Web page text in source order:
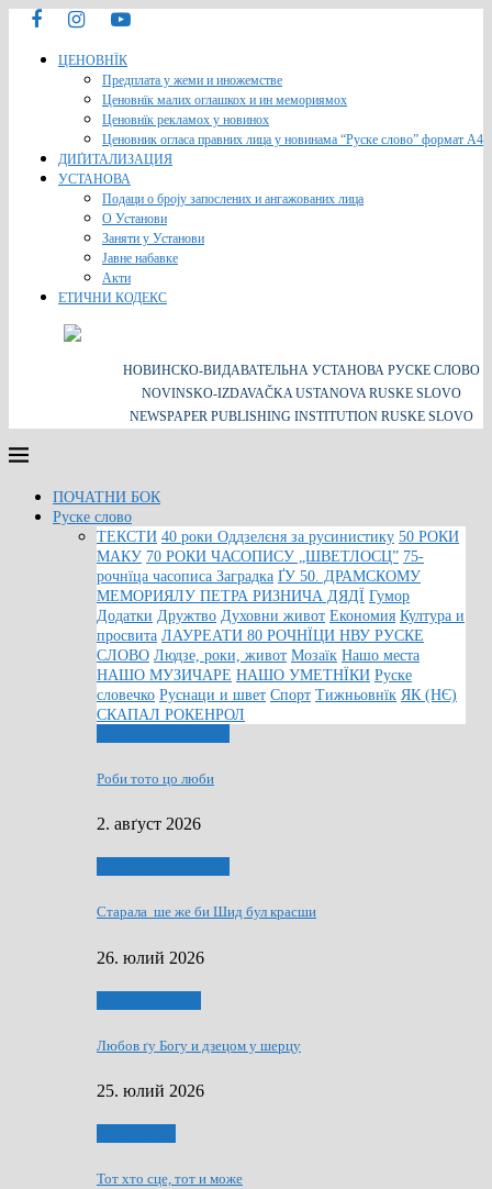
ЦЕНОВНЇК
Предплата у жеми и иножемстве
Ценовнїк малих оглашкох и ин мемориямох
Ценовнїк рекламох у новинох
Ценовник огласа правних лица у новинама “Руске слово” формат A4
ДИҐИТАЛИЗАЦИЯ
УСТАНОВА
Подаци о броју запослених и ангажованих лица
О Установи
Заняти у Установи
Јавне набавке
Акти
ЕТИЧНИ КОДЕКС
НОВИНСКО-ВИДАВАТЕЛЬНА УСТАНОВА РУСКЕ СЛОВО
NOVINSKO-IZDAVAČKA USTANOVA RUSKE SLOVO
NEWSPAPER PUBLISHING INSTITUTION RUSKE SLOVO
ПОЧАТНИ БОК
Руске слово
ТЕКСТИ 40 роки Оддзелєня за русинистику 50 РОКИ
МАКУ 70 РОКИ ЧАСОПИСУ „ШВЕТЛОСЦ” 75-
рочнїца часописа Заградка ҐУ 50. ДРАМСКОМУ
МЕМОРИЯЛУ ПЕТРА РИЗНИЧА ДЯДЇ Гумор
Додатки Дружтво Духовни живот Економия Култура и
просвита ЛАУРЕАТИ 80 РОЧНЇЦИ НВУ РУСКЕ
СЛОВО Людзе, роки, живот Мозаїк Нашо места
НАШО МУЗИЧАРЕ НАШО УМЕТНЇКИ Руске
словечко Руснаци и швет Спорт Тижньовнїк ЯК (НЄ)
СКАПАЛ РОКЕНРОЛ
Роби тото цо люби
2. авґуст 2026
Старала ше же би Шид бул красши
26. юлий 2026
Любов ґу Богу и дзецом у шерцу
25. юлий 2026
Тот хто сце, тот и може